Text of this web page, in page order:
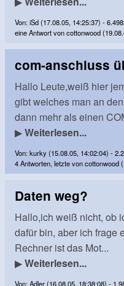
Von: iSd (17.08.05, 14:25:37) -
eine Antwort von cottonwood
com-anschluss
Hallo Leute,weiß hier
gibt welches man an
dann mehr als einen
▶Weiterlesen...
Von: kurky (15.08.05, 14:02:04) -
4 Antworten, letzte von cottonwood
Daten weg?
Hallo,ich weiß nicht, ob
dafür bin, aber ich frage
Rechner ist das Mot...
▶Weiterlesen...
Von: Adler (16.08.05, 18:38:08) -